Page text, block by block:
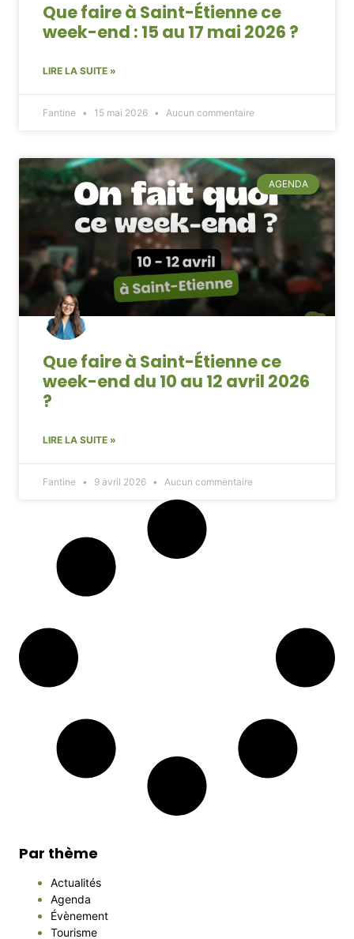
Que faire à Saint-Étienne ce
week-end : 15 au 17 mai 2026 ?
LIRE LA SUITE »
Fantine 15 mai 2026 Aucun commentaire
AGENDA
Que faire à Saint-Étienne ce
week-end du 10 au 12 avril 2026
?
LIRE LA SUITE »
Fantine 9 avril 2026 Aucun commentaire
Par thème
Actualités
Agenda
Évènement
Tourisme